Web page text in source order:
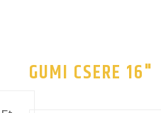
GUMI CSERE 16"